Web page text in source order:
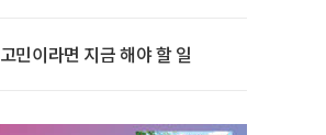
민이라면 지금 해야 할 일